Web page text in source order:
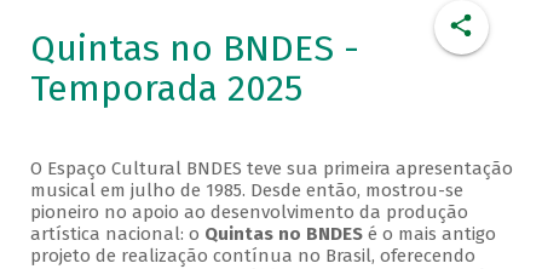
Quintas no BNDES -
Temporada 2025
O Espaço Cultural BNDES teve sua primeira apresentação
musical em julho de 1985. Desde então, mostrou-se
pioneiro no apoio ao desenvolvimento da produção
artística nacional: o Quintas no BNDESé o mais antigo
projeto de realização contínua no Brasil, oferecendo